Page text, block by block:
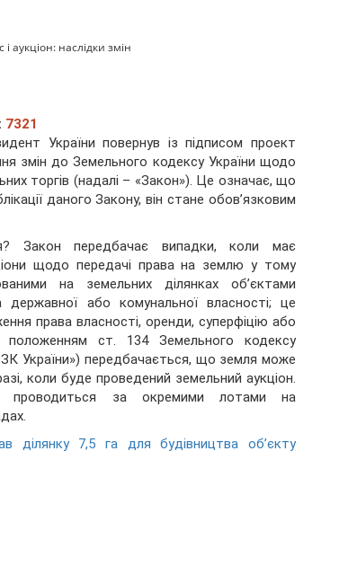
аукціон: наслідки змін
7321
України повернув із підписом проект
змін до Земельного кодексу України щодо
торгів (надалі – «Закон»). Це означає, що
даного Закону, він стане обов’язковим
Закон передбачає випадки, коли має
щодо передачі права на землю у тому
на земельних ділянках об’єктами
державної або комунальної власності; це
права власності, оренди, суперфіцію або
положенням ст. 134 Земельного кодексу
України») передбачається, що земля може
коли буде проведений земельний аукціон.
проводиться за окремими лотами на
ділянку 7,5 га для будівництва об’єкту